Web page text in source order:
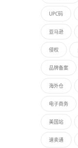
UPC码
亚马逊
侵权
品牌备案
海外仓
电子商务
美国站
速卖通